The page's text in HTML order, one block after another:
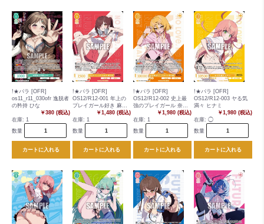
!★パラ [OFR]
os11_r11_030ofr 逸脱者
の矜持 ひな
￥380 (税込)
在庫: 1
数量
カートに入れる
!★パラ [OFR]
OS12/R12-001 年上の
プレイガール好き 麻沙
￥1,480 (税込)
在庫: 1
数量
カートに入れる
!★パラ [OFR]
OS12/R12-002 史上最
強のプレイガール 奈々
￥1,980 (税込)
在庫: 1
数量
カートに入れる
!★パラ [OFR]
OS12/R12-003 ヤる気
満々 ヒナミ
￥1,980 (税込)
在庫: ◯
数量
カートに入れる